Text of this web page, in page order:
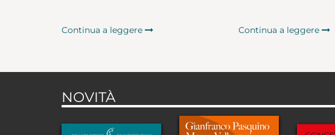
Continua a leggere Continua a leggere
NOVITÀ